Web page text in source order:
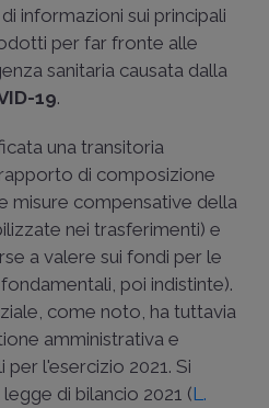
informazioni sui principali
per far fronte alle
sanitaria causata dalla
19.
una transitoria
di composizione
misure compensative della
nei trasferimenti) e
a valere sui fondi per le
poi indistinte).
come noto, ha tuttavia
amministrativa e
l'esercizio 2021. Si
di bilancio 2021 (L.